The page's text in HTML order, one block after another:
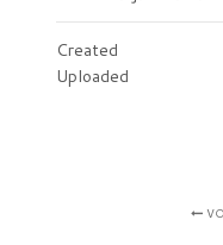
Created
Uploaded